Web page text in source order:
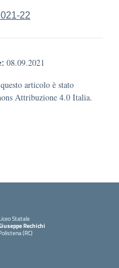
22
08.09.2021
articolo è stato
Attribuzione 4.0 Italia.
Statale
Rechichi
(RC)